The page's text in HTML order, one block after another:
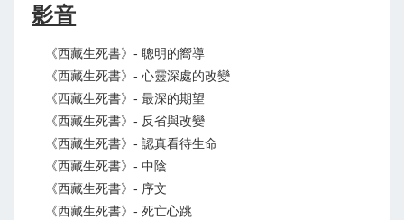
影音
《西藏生死書》- 聰明的嚮導
《西藏生死書》- 心靈深處的改變
《西藏生死書》- 最深的期望
《西藏生死書》- 反省與改變
《西藏生死書》- 認真看待生命
《西藏生死書》- 中陰
《西藏生死書》- 序文
《西藏生死書》- 死亡心跳